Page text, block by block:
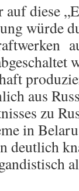
diese
würde
aus
zu
in
deutlich